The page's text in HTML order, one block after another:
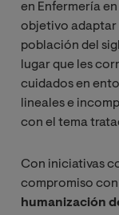
en Enfermería
objetivo adaptar
población del
lugar que les
cuidados en
lineales e
con el tema
Con iniciativas
compromiso
humanización